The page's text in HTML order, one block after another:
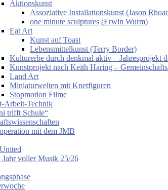
Aktionskunst
Assoziative Installationskunst (Jason
one minute sculptures (Erwin Wurm)
Eat Art
Kunst auf Toast
Lebensmittelkunst (Terry Border)
Kulturerbe durch denkmal aktiv – Jahresprojekt
Kunstprojekt nach Keith Haring –
Land Art
Miniaturwelten mit Knetfiguren
Stopmotion Filme
Arbeit-Technik
trifft Schule“
mit dem JMB
Jahr voller Musik 25/26